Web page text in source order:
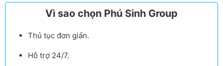
Vì sao chọn Phú Sinh Group
Thủ tục đơn giản.
Hỗ trợ 24/7.